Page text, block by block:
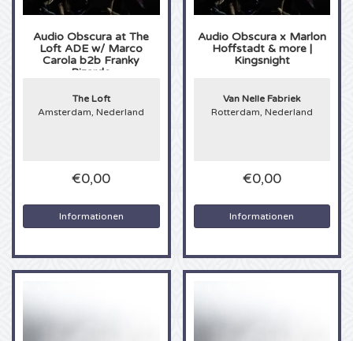
Anouk Karten
Eagles Karten
Justin Bieber Karten
Lana del Rey Karten
Iron Maiden Karten
Kingsland Festival Karten
Joy x Flow Festival
Het Amsterdams Verbond Karten
Underworld Karten
Peggy Gou Karten
No Art Karten
Audio Obscura at The
Loft ADE w/ Marco
Carola b2b Franky
Rizardo
The Loft
Amsterdam, Nederland
€0,00
Informationen
Audio Obscura x Marlon
Hoffstadt & more |
Kingsnight
Van Nelle Fabriek
Rotterdam, Nederland
€0,00
Informationen